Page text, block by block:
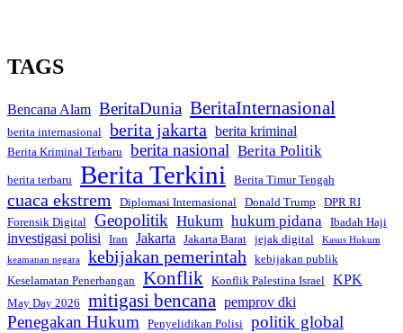
TAGS
Bencana Alam BeritaDunia BeritaInternasional
berita internasional berita jakarta berita kriminal
Berita Kriminal Terbaru berita nasional Berita Politik
berita terbaru Berita Terkini Berita Timur Tengah
cuaca ekstrem Diplomasi Internasional Donald Trump
DPR RI
Forensik Digital Geopolitik Hukum hukum pidana Ibadah Haji
investigasi polisi Iran Jakarta Jakarta Barat jejak digital
Kasus Hukum
keamanan negara
kebijakan pemerintah
kebijakan publik
Keselamatan Penerbangan Konflik Konflik Palestina Israel KPK
May Day 2026 mitigasi bencana pemprov dki
Penegakan Hukum Penyelidikan Polisi politik global